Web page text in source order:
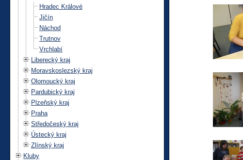
Hradec Králové
Jičín
Náchod
Trutnov
Vrchlabí
Liberecký kraj
Moravskoslezský kraj
Olomoucký kraj
Pardubický kraj
Plzeňský kraj
Praha
Středočeský kraj
Ústecký kraj
Zlínský kraj
Kluby